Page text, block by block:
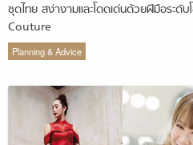
ชุดไทย สง่างามและโดดเด่นด้วยฝีมือระดั
Couture
Planning & Advice